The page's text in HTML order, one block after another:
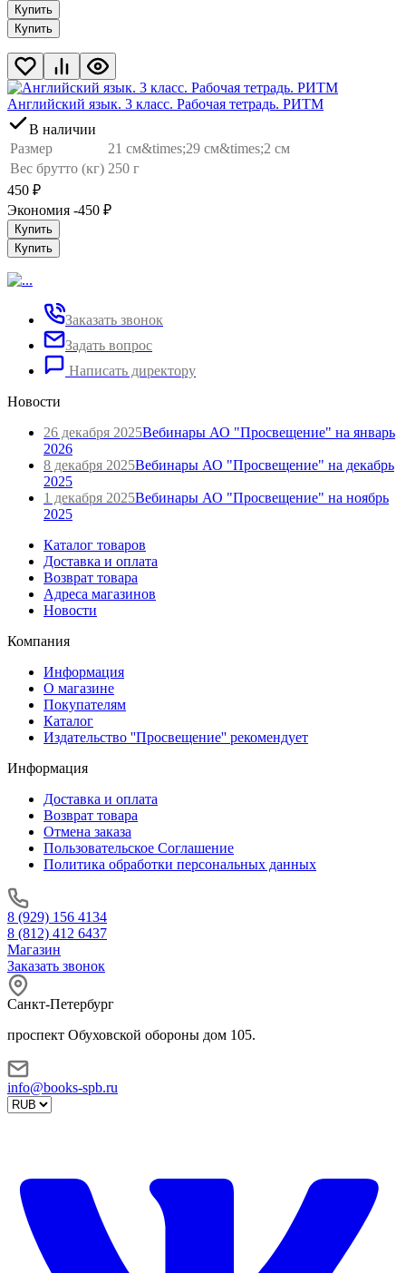
Купить
Купить
Английский язык. 3 класс. Рабочая тетрадь. РИТМ
В наличии
Размер
21 см&times;29 см&times;2 см
Вес брутто (кг) 250 г
450 ₽
Экономия -450 ₽
Купить
Купить
Заказать звонок
Задать вопрос
Написать директору
Новости
26 декабря 2025Вебинары АО "Просвещение" на январь
2026
8 декабря 2025Вебинары АО "Просвещение" на декабрь
2025
1 декабря 2025Вебинары АО "Просвещение" на ноябрь
2025
Каталог товаров
Доставка и оплата
Возврат товара
Адреса магазинов
Новости
Компания
Информация
О магазине
Покупателям
Каталог
Издательство ''Просвещение'' рекомендует
Информация
Доставка и оплата
Возврат товара
Отмена заказа
Пользовательское Соглашение
Политика обработки персональных данных
8 (929) 156 4134
8 (812) 412 6437
Магазин
Заказать звонок
Санкт-Петербург
проспект Обуховской обороны дом 105.
info@books-spb.ru